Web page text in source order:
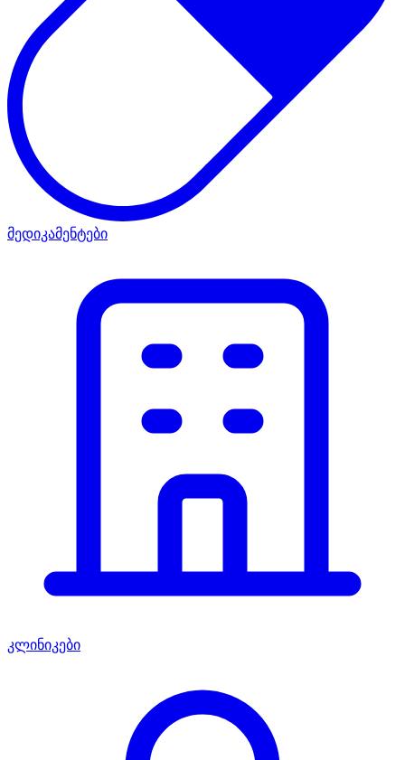
მედიკამენტები
კლინიკები